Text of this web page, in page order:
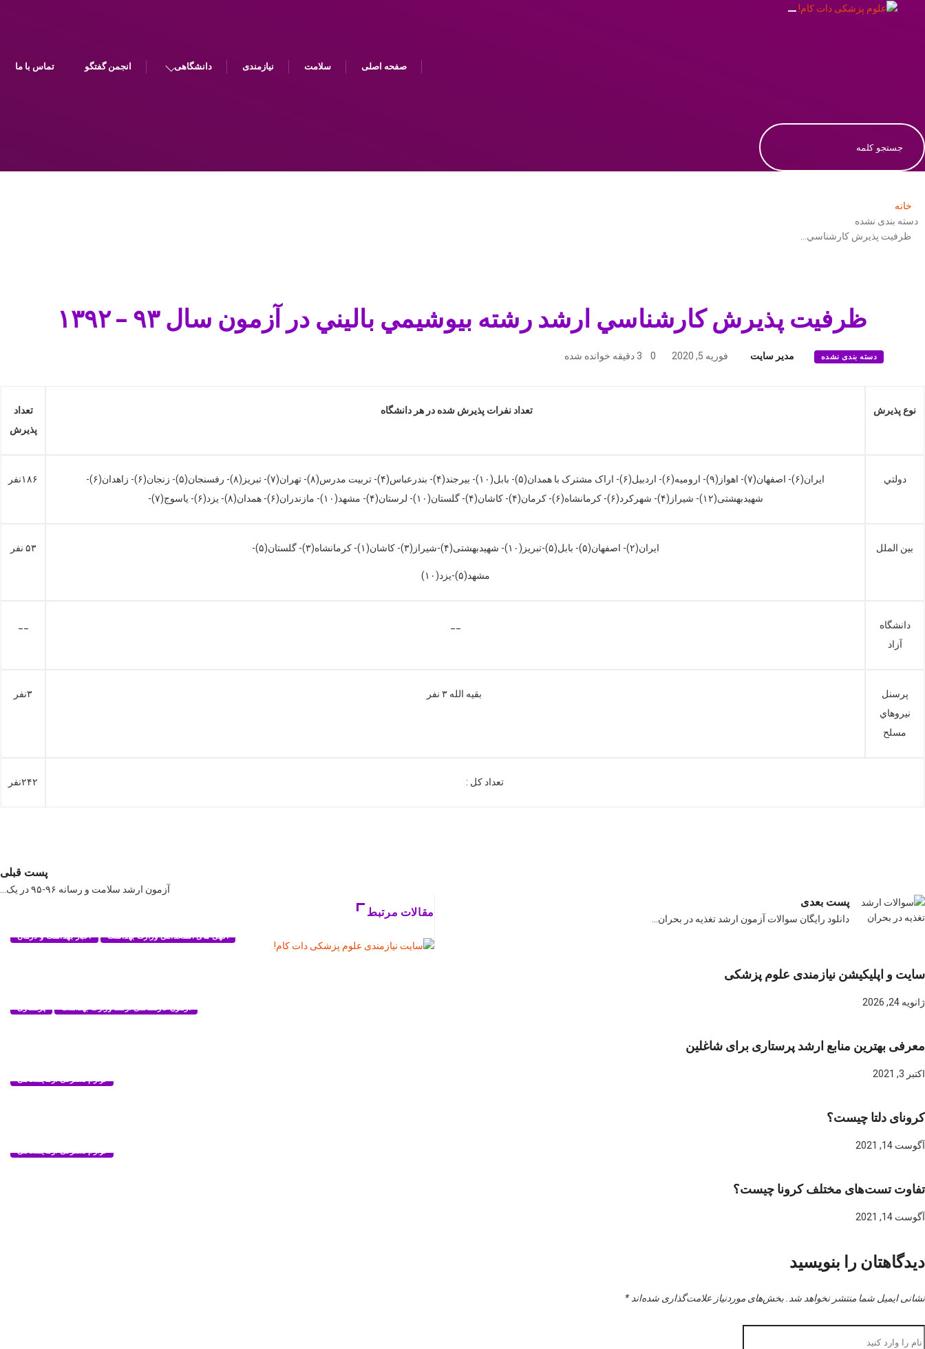
صفحه اصلی سلامت نیازمندی دانشگاهی انجمن گفتگو تماس با ما
خانه
دسته بندی نشده
ظرفيت پذيرش كارشناسي…
ظرفيت پذيرش كارشناسي ارشد رشته بيوشيمي باليني در آزمون سال ۹۳ – ۱۳۹۲
دسته بندی نشده مدیر سایت فوریه 5, 2020 0 3 دقیقه خوانده شده
نوع پذيرش تعداد نفرات پذيرش شده در هر دانشگاه
تعداد
پذيرش
دولتي
ایران(۶)- اصفهان(۷)- اهواز(۹)- ارومیه(۶)- اردبیل(۶)- اراک مشترک با همدان(۵)- بابل(۱۰)- بیرجند(۴)- بندرعباس(۴)- تربیت مدرس(۸)- تهران(۷)- تبریز(۸)- رفسنجان(۵)- زنجان(۶)- زاهدان(۶)-
شهیدبهشتی(۱۲)- شیراز(۴)- شهرکرد(۶)- کرمانشاه(۶)- کرمان(۴)- کاشان(۴)- گلستان(۱۰)- لرستان(۴)- مشهد(۱۰)- مازندران(۶)- همدان(۸)- یزد(۶)- یاسوج(۷)-
۱۸۶نفر
بين الملل ایران(۲)- اصفهان(۵)- بابل(۵)-تبریز(۱۰)- شهیدبهشتی(۴)-شیراز(۳)- کاشان(۱)- کرمانشاه(۳)- گلستان(۵)-
مشهد(۵)-یزد(۱۰)
۵۳ نفر
دانشگاه
آزاد
پرسنل
نيروهاي
مسلح
بقيه الله ۳ نفر ۳نفر
تعداد كل : ۲۴۲نفر
پست قبلی
آزمون ارشد سلامت و رسانه ۹۶-۹۵ در یک…
پست بعدی
دانلود رایگان سوالات آزمون ارشد تغذیه در بحران…
مقالات مرتبط
آگهی های استخدامی وزارت بهداشت اخبار بهداشت و درمان
سایت و اپلیکیشن نیازمندی علوم پزشکی
ژانویه 24, 2026
آزمون کارشناسی ارشد وزارت بهداشت پرستاری
معرفی بهترین منابع ارشد پرستاری برای شاغلین
اکتبر 3, 2021
لوازم مصرفی آزمایشگاهی
کرونای دلتا چیست؟
آگوست 14, 2021
لوازم مصرفی آزمایشگاهی
تفاوت تست‌های مختلف کرونا چیست؟
آگوست 14, 2021
دیدگاهتان را بنویسید
نشانی ایمیل شما منتشر نخواهد شد.بخش‌های موردنیاز علامت‌گذاری شده‌اند*